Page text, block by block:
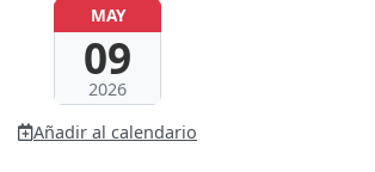
MAY
09
2026
Añadir al calendario